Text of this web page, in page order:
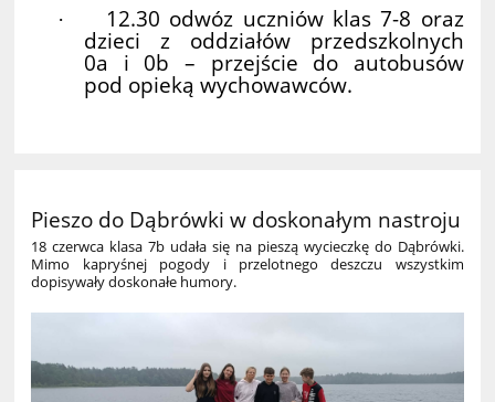
·
12.30 odwóz uczniów klas 7-8 oraz
dzieci z oddziałów przedszkolnych
0a i 0b – przejście do autobusów
pod opieką wychowawców.
Pieszo do Dąbrówki w doskonałym nastroju
18 czerwca klasa 7b udała się na pieszą wycieczkę do Dąbrówki.
Mimo kapryśnej pogody i przelotnego deszczu wszystkim
dopisywały doskonałe humory.